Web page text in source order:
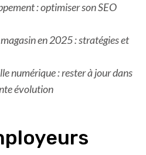
: optimiser son SEO
en 2025 : stratégies et
numérique : rester à jour dans
évolution